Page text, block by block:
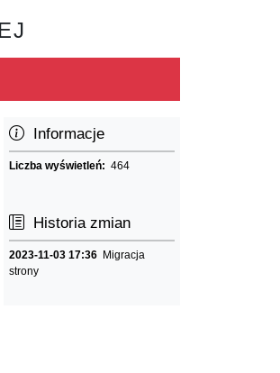
Informacje
Liczba wyświetleń:464
Historia zmian
2023-11-03 17:36 Migracja
strony